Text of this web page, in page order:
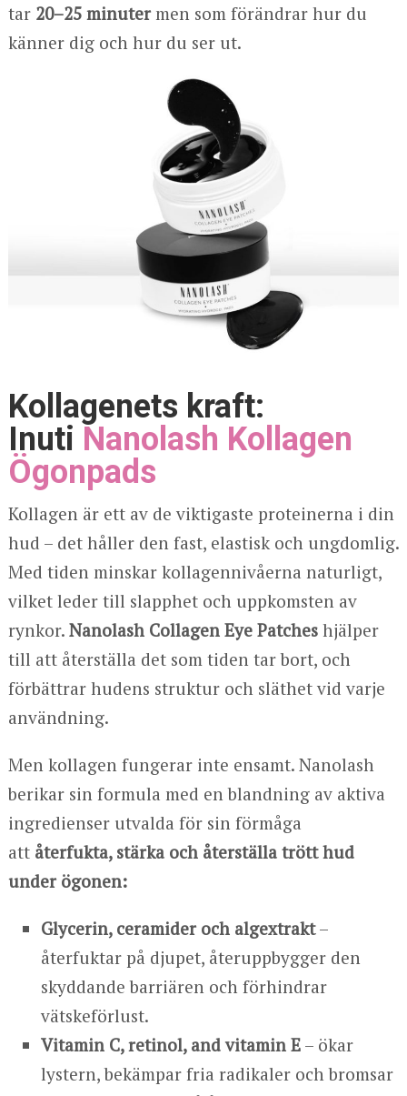
tar 20–25 minutermen som förändrar hur du
känner dig och hur du ser ut.
Kollagenets kraft:
Inuti Nanolash Kollagen
Ögonpads
Kollagen är ett av de viktigaste proteinerna i din
hud – det håller den fast, elastisk och ungdomlig.
Med tiden minskar kollagennivåerna naturligt,
vilket leder till slapphet och uppkomsten av
rynkor. Nanolash Collagen Eye Patcheshjälper
till att återställa det som tiden tar bort, och
förbättrar hudens struktur och släthet vid varje
användning.
Men kollagen fungerar inte ensamt. Nanolash
berikar sin formula med en blandning av aktiva
ingredienser utvalda för sin förmåga
att återfukta, stärka och återställa trött hud
under ögonen:
Glycerin, ceramider och algextrakt–
återfuktar på djupet, återuppbygger den
skyddande barriären och förhindrar
vätskeförlust.
Vitamin C, retinol, and vitamin E – ökar
lystern, bekämpar fria radikaler och bromsar